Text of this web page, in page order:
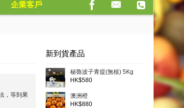
企業客戶
新到貨產品
秘魯波子青提(無核) 5Kg
HK$580
澳洲橙
HK$880
，等到果